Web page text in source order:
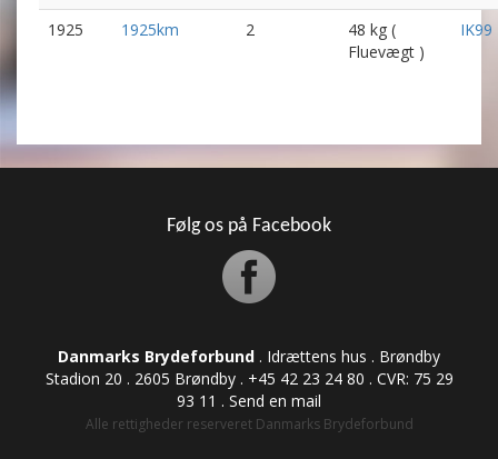
1925 1925km 2
48 kg (
Fluevægt )
IK99
Følg os på Facebook
Danmarks Brydeforbund . Idrættens hus . Brøndby
Stadion 20 . 2605 Brøndby . +45 42 23 24 80 . CVR: ​​​​​​75 29
93 11 . Send en mail
Alle rettigheder reserveret Danmarks Brydeforbund